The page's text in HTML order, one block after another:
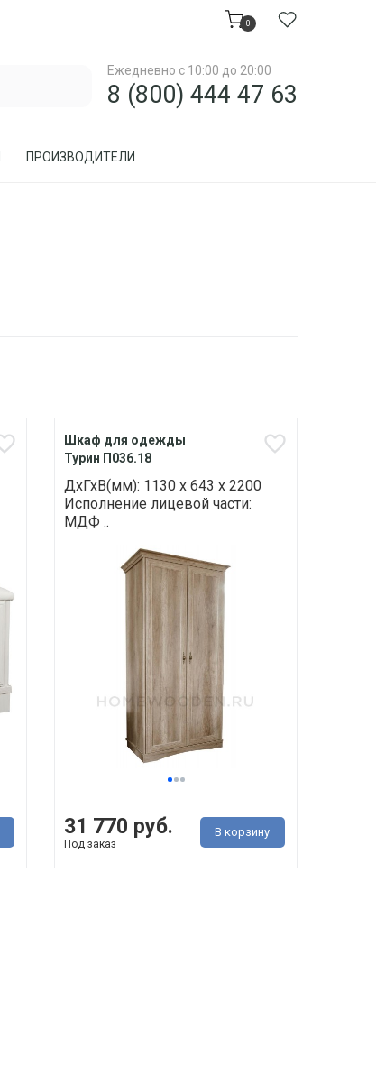
0
Ежедневно с 10:00 до 20:00
8 (800) 444 47 63
ПРОИЗВОДИТЕЛИ
Шкаф для одежды
Турин П036.18
ДхГхВ(мм): 1130 х 643 х 2200
Исполнение лицевой части:
МДФ ..
31 770 руб.
Под заказ
В корзину